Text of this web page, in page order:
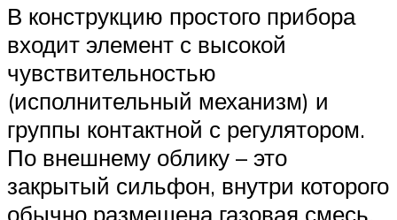
В конструкцию простого прибора
входит элемент с высокой
чувствительностью
(исполнительный механизм) и
группы контактной с регулятором.
По внешнему облику – это
закрытый сильфон, внутри которого
обычно размещена газовая смесь,